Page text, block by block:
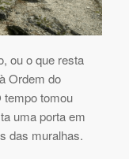
ou o que resta
Ordem do
tempo tomou
uma porta em
das muralhas.